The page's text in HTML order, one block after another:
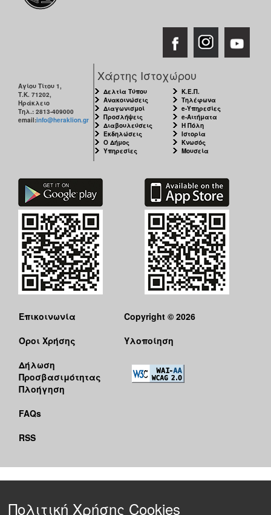
Αγίου Τίτου 1,
Τ.Κ. 71202,
Ηράκλειο
Τηλ.: 2813-409000
email:info@heraklion.gr
Χάρτης Ιστοχώρου
Δελτία Τύπου
Ανακοινώσεις
Διαγωνισμοί
Προσλήψεις
Διαβουλεύσεις
Εκδηλώσεις
Ο Δήμος
Υπηρεσίες
Κ.Ε.Π.
Τηλέφωνα
e-Υπηρεσίες
e-Αιτήματα
Η Πόλη
Ιστορία
Κνωσός
Μουσεία
Επικοινωνία
Όροι Χρήσης
Δήλωση
Προσβασιμότητας
Πλοήγηση
FAQs
RSS
Copyright © 2026
Υλοποίηση
Πολιτική Χρήσης Cookies